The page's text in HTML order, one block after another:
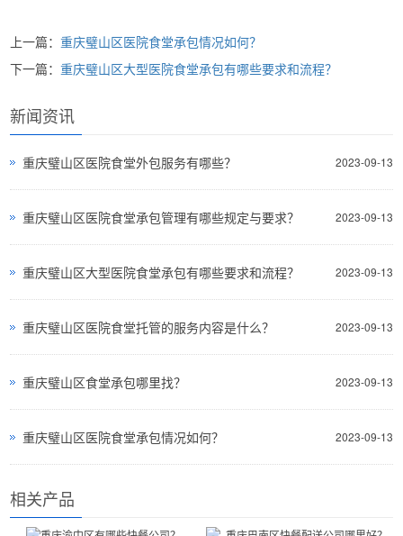
上一篇：重庆璧山区医院食堂承包情况如何？
下一篇：重庆璧山区大型医院食堂承包有哪些要求和流程？
新闻资讯
2023-09-13
重庆璧山区医院食堂外包服务有哪些？
2023-09-13
重庆璧山区医院食堂承包管理有哪些规定与要求？
2023-09-13
重庆璧山区大型医院食堂承包有哪些要求和流程？
2023-09-13
重庆璧山区医院食堂托管的服务内容是什么？
2023-09-13
重庆璧山区食堂承包哪里找？
2023-09-13
重庆璧山区医院食堂承包情况如何？
相关产品